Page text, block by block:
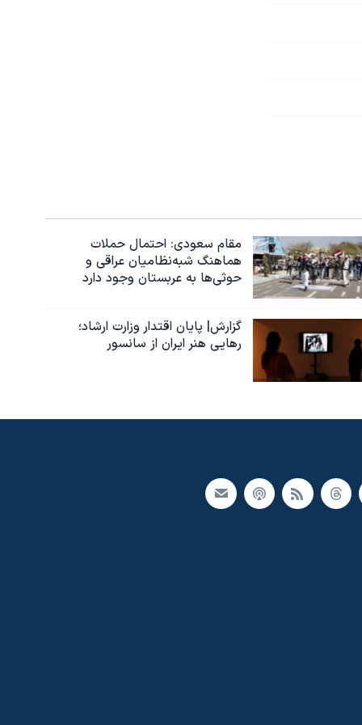
مقام سعودی: احتمال حملات
هماهنگ شبه‌نظامیان عراقی و
حوثی‌ها به عربستان وجود دارد
گزارش| پایان اقتدار وزارت ارشاد؛
رهایی هنر ایران از سانسور